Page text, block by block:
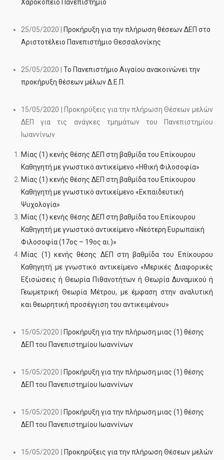
Χαροκόπειο Πανεπιστήμιο
25/05/2020 |
Προκήρυξη για την πλήρωση θέσεων ΔΕΠ στο
Αριστοτέλειο Πανεπιστήμιο Θεσσαλονίκης
25/05/2020 |Το Πανεπιστήμιο Αιγαίου ανακοινώνει την
προκήρυξη θέσεων μέλων Δ.Ε.Π.
15/05/2020 | Προκηρύξεις για την πλήρωση Θέσεων μελών
ΔΕΠ για τις ανάγκες τμημάτων του Πανεπιστημίου
Ιωαννίνων
Μίας (1) κενής θέσης ΔΕΠ στη βαθμίδα του Επίκουρου
Καθηγητή με γνωστικό αντικείμενο «Ηθική Φιλοσοφία»
Μίας (1) κενής θέσης ΔΕΠ στη βαθμίδα του Επίκουρου
Καθηγητή με γνωστικό αντικείμενο «Εκπαιδευτική
Ψυχολογία»
Μίας (1) κενής θέσης ΔΕΠ στη βαθμίδα του Επίκουρου
Καθηγητή με γνωστικό αντικείμενο «Νεότερη Ευρωπαϊκή
Φιλοσοφία (17ος – 19ος αι.)»
Μίας (1) κενής θέσης ΔΕΠ στη βαθμίδα του Επίκουρου
Καθηγητή με γνωστικό αντικείμενο «Μερικές Διαφορικές
Εξισώσεις ή Θεωρία Πιθανοτήτων ή Θεωρία Δυναμικού ή
Γεωμετρική Θεωρία Μέτρου, με έμφαση στην αναλυτική
και θεωρητική προσέγγιση του αντικειμένου»
15/05/2020 | Προκήρυξη για την πλήρωση μιας (1) θέσης
ΔΕΠ του Πανεπιστημίου Ιωαννίνων
15/05/2020 | Προκήρυξη για την πλήρωση μιας (1) θέσης
ΔΕΠ του Πανεπιστημίου Ιωαννίνων
15/05/2020 | Προκήρυξη για την πλήρωση μιας (1) θέσης
ΔΕΠ του Πανεπιστημίου Ιωαννίνων
15/05/2020 |
Προκηρύξεις για την πλήρωση Θέσεων μελών